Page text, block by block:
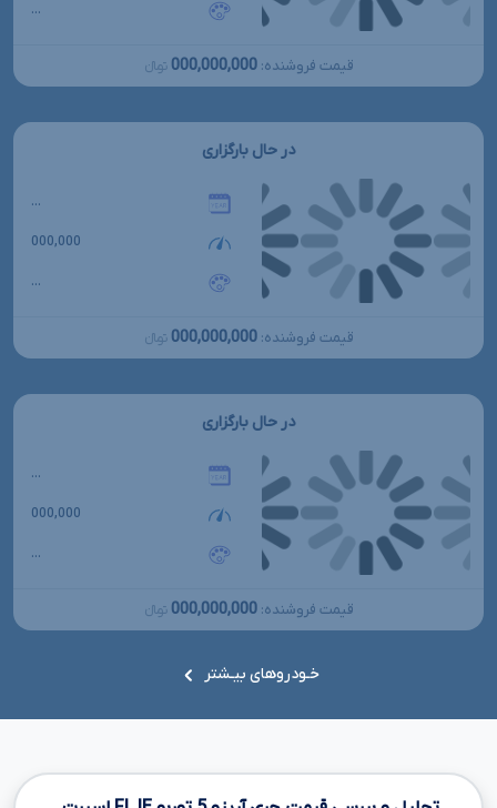
...
قیمت فروشنده: 000,000,000 تومانءءء
در حال بارگزاری
...
000,000
...
قیمت فروشنده: 000,000,000 تومانءءء
در حال بارگزاری
...
000,000
...
قیمت فروشنده: 000,000,000 تومانءءء
خـودروهای بیـشتر